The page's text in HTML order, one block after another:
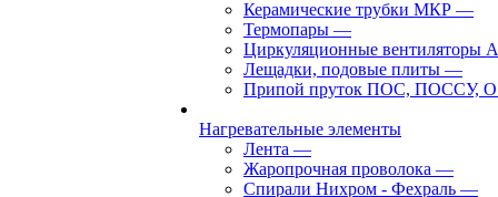
Керамические трубки МКР —
Термопары —
Циркуляционные вентиляторы
Лещадки, подовые плиты —
Припой пруток ПОС, ПОССУ,
Нагревательные элементы
Лента —
Жаропрочная проволока —
Спирали Нихром - Фехраль —